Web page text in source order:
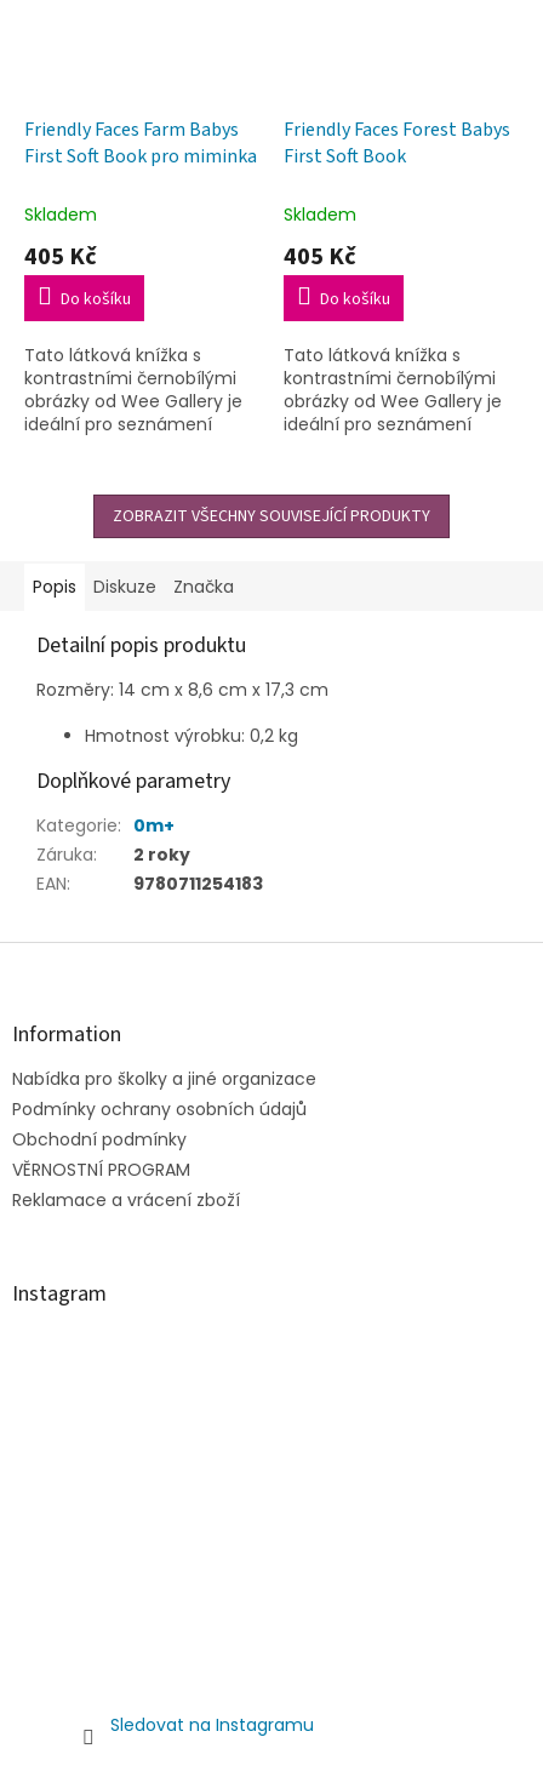
Friendly Faces Farm Babys
First Soft Book pro miminka
Skladem
405 Kč
Do košíku
Tato látková knížka s
kontrastními černobílými
obrázky od Wee Gallery je
ideální pro seznámení
zvířat: prasátka, kuřátka,
Friendly Faces Forest Babys
First Soft Book
Skladem
405 Kč
Do košíku
Tato látková knížka s
kontrastními černobílými
obrázky od Wee Gallery je
ideální pro seznámení
zvířat: králíka, laně, lišky a...
ZOBRAZIT VŠECHNY SOUVISEJÍCÍ PRODUKTY
Popis Diskuze Značka
Detailní popis produktu
Rozměry: 14 cm x 8,6 cm x 17,3 cm
Hmotnost výrobku: 0,2 kg
Doplňkové parametry
Kategorie: 0m+
Záruka:
2 roky
EAN: 9780711254183
Z
Information
Nabídka pro školky a jiné organizace
Podmínky ochrany osobních údajů
Obchodní podmínky
VĚRNOSTNÍ PROGRAM
Reklamace a vrácení zboží
Instagram
Sledovat na Instagramu